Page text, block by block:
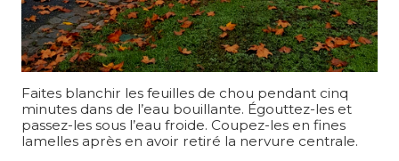
Faites blanchir les feuilles de chou pendant cinq
minutes dans de l’eau bouillante. Égouttez-les et
passez-les sous l’eau froide. Coupez-les en fines
lamelles après en avoir retiré la nervure centrale.